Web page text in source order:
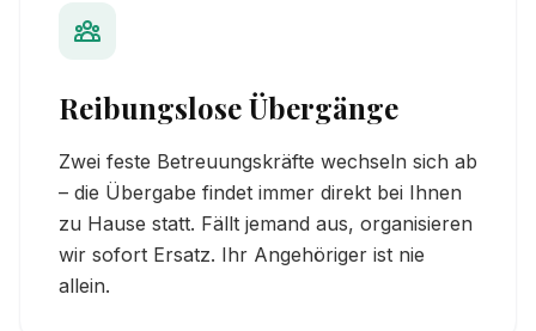
Reibungslose Übergänge
Zwei feste Betreuungskräfte wechseln sich ab
– die Übergabe findet immer direkt bei Ihnen
zu Hause statt. Fällt jemand aus, organisieren
wir sofort Ersatz. Ihr Angehöriger ist nie
allein.